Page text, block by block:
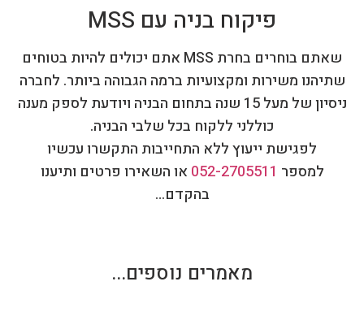
פיקוח בניה עם MSS
שאתם בוחרים בחרת MSS אתם יכולים להיות בטוחים
שתיהנו משירות ומקצועיות ברמה הגבוהה ביותר. לחברה
ניסיון של מעל 15 שנה בתחום הבניה ויודעת לספק מענה
כוללני ללקוח בכל שלבי הבניה.
לפגישת ייעוץ ללא התחייבות התקשרו עכשיו
למספר 052-2705511 או השאירו פרטים ותיענו
בהקדם…
מאמרים נוספים...